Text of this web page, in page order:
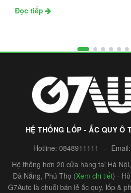
Đọc tiếp
HỆ THỐNG LỐP - ẮC QUY Ô
Hotline: 0848911111 - Email:
Hệ thống hơn 20 cửa hàng tại Hà
Đà Nẵng, Phú Thọ (Xem chi tiết) -
G7Auto là chuỗi bán lẻ ắc quy, lốp &